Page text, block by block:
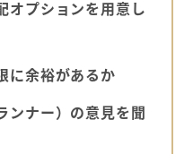
プションを用意し
余裕があるか
ナー）の意見を聞